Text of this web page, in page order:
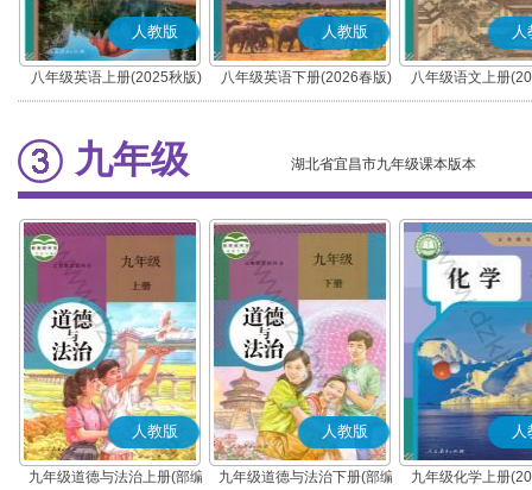
人教版
八年级英语上册(2025秋版)
人教版
八年级英语下册(2026春版)
人
八年级语文上册
(部编版)
九年级 湖北省宜昌市九年级课本版本
人教版
九年级道德与法治上册(部编
人教版
九年级道德与法治下册(部编
人
九年级化学上册